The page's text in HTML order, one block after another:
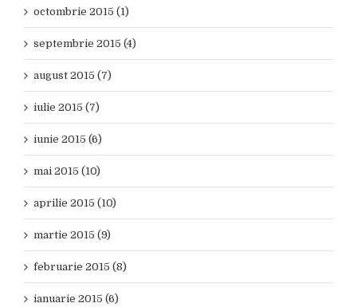
octombrie 2015 (1)
septembrie 2015 (4)
august 2015 (7)
iulie 2015 (7)
iunie 2015 (6)
mai 2015 (10)
aprilie 2015 (10)
martie 2015 (9)
februarie 2015 (8)
ianuarie 2015 (6)